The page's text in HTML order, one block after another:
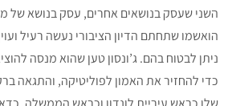
השני שעסק בנושאים אחרים, עסק בנושא של
הואשמו שתחתם הדיון הציבורי נעשה רעיל
ניתן לבטוח בהם. ג’ונסון טען שהוא מנסה
כדי להחזיר את האמון לפוליטיקה, והתגאה